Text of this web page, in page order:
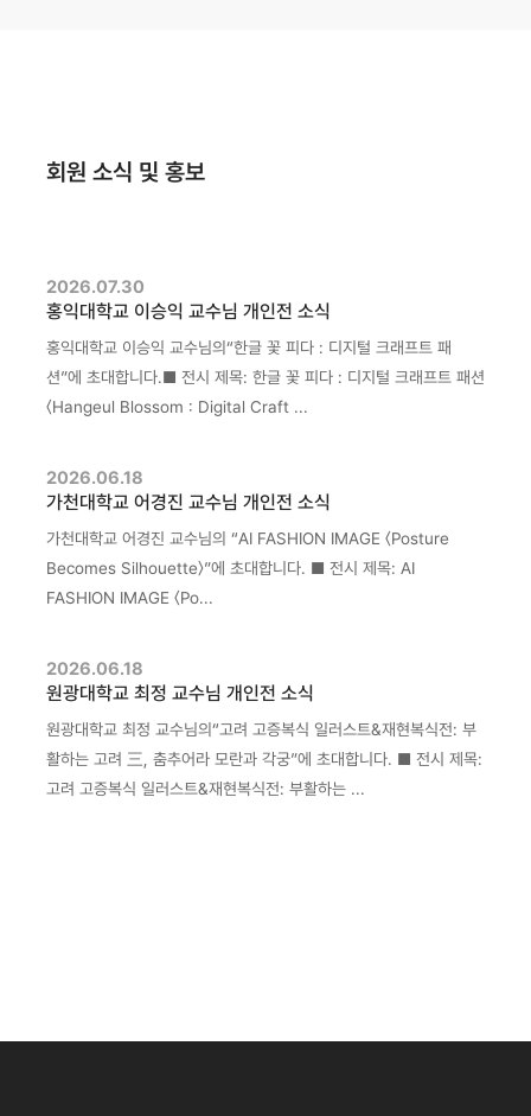
회원 소식 및 홍보
2026.07.30
홍익대학교 이승익 교수님 개인전 소식
홍익대학교 이승익 교수님의“한글 꽃 피다 : 디지털 크래프트 패
션”에 초대합니다.■ 전시 제목: 한글 꽃 피다 : 디지털 크래프트 패션
〈Hangeul Blossom : Digital Craft ...
2026.06.18
가천대학교 어경진 교수님 개인전 소식
가천대학교 어경진 교수님의 “AI FASHION IMAGE 〈Posture
Becomes Silhouette〉”에 초대합니다. ■ 전시 제목: AI
FASHION IMAGE 〈Po...
2026.06.18
원광대학교 최정 교수님 개인전 소식
원광대학교 최정 교수님의“고려 고증복식 일러스트&재현복식전: 부
활하는 고려 三, 춤추어라 모란과 각궁”에 초대합니다. ■ 전시 제목:
고려 고증복식 일러스트&재현복식전: 부활하는 ...